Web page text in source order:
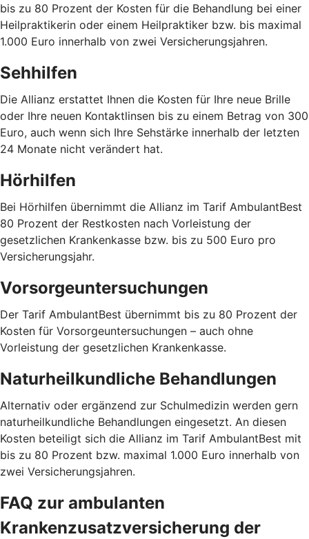
bis zu 80 Prozent der Kosten für die Behandlung bei einer
Heilpraktikerin oder einem Heilpraktiker bzw. bis maximal
1.000 Euro innerhalb von zwei Versicherungsjahren.
Sehhilfen
Die Allianz erstattet Ihnen die Kosten für Ihre neue Brille
oder Ihre neuen Kontaktlinsen bis zu einem Betrag von 300
Euro, auch wenn sich Ihre Sehstärke innerhalb der letzten
24 Monate nicht verändert hat.
Hörhilfen
Bei Hörhilfen übernimmt die Allianz im Tarif AmbulantBest
80 Prozent der Restkosten nach Vorleistung der
gesetzlichen Krankenkasse bzw. bis zu 500 Euro pro
Versicherungsjahr.
Vorsorgeuntersuchungen
Der Tarif AmbulantBest übernimmt bis zu 80 Prozent der
Kosten für Vorsorgeuntersuchungen – auch ohne
Vorleistung der gesetzlichen Krankenkasse.
Naturheilkundliche Behandlungen
Alternativ oder ergänzend zur Schulmedizin werden gern
naturheilkundliche Behandlungen eingesetzt. An diesen
Kosten beteiligt sich die Allianz im Tarif AmbulantBest mit
bis zu 80 Prozent bzw. maximal 1.000 Euro innerhalb von
zwei Versicherungsjahren.
FAQ zur ambulanten
Krankenzusatzversicherung der